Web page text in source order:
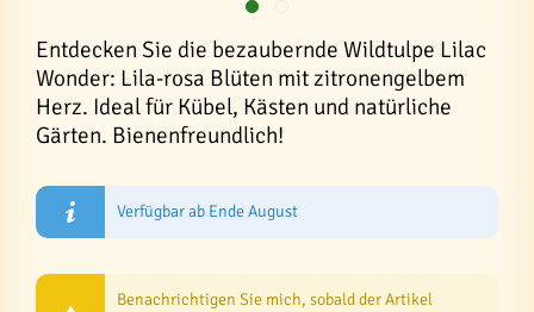
Entdecken Sie die bezaubernde Wildtulpe Lilac
Wonder: Lila-rosa Blüten mit zitronengelbem
Herz. Ideal für Kübel, Kästen und natürliche
Gärten. Bienenfreundlich!
Verfügbar ab Ende August
Benachrichtigen Sie mich, sobald der Artikel